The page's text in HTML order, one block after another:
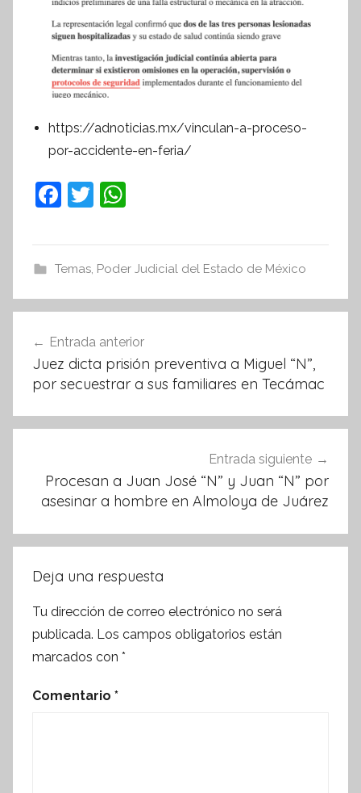
https://adnoticias.mx/vinculan-a-proceso-
por-accidente-en-feria/
F
e
b
o
k
T
er s
A
p
Temas, Poder Judicial del Estado de México
de
entradas
Entrada anterior
Juez dicta prisión preventiva a Miguel “N”,
por secuestrar a sus familiares en Tecámac
Entrada siguiente
Procesan a Juan José “N” y Juan “N” por
asesinar a hombre en Almoloya de Juárez
Deja una respuesta
Tu dirección de correo electrónico no será
publicada. Los campos obligatorios están
marcados con *
Comentario *